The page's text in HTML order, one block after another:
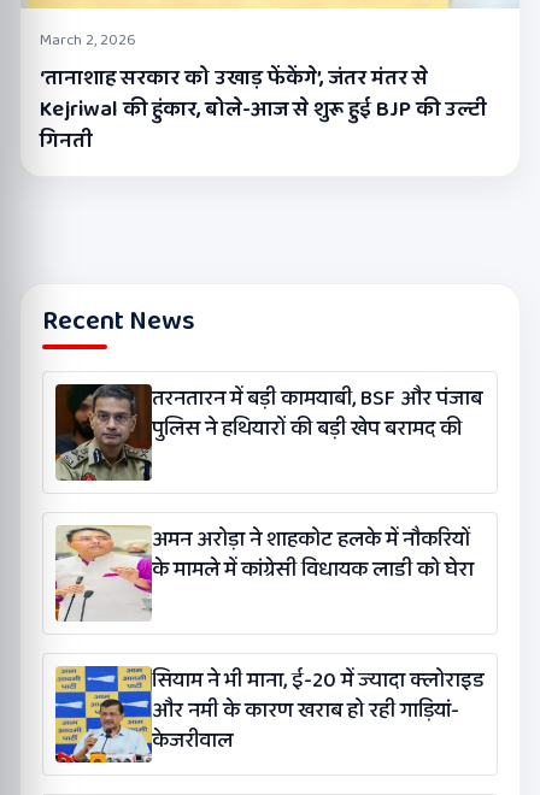
March 2, 2026
‘तानाशाह सरकार को उखाड़ फेंकेंगे’, जंतर मंतर से
Kejriwal की हुंकार, बोले-आज से शुरू हुई BJP की उल्टी
गिनती
Recent News
तरनतारन में बड़ी कामयाबी, BSF और पंजाब
पुलिस ने हथियारों की बड़ी खेप बरामद की
अमन अरोड़ा ने शाहकोट हलके में नौकरियों
के मामले में कांग्रेसी विधायक लाडी को घेरा
सियाम ने भी माना, ई-20 में ज्यादा क्लोराइड
और नमी के कारण खराब हो रही गाड़ियां-
केजरीवाल